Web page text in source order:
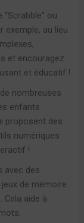
ou
exemple, au lieu
et encouragez
et éducatif !
nombreuses
enfants
proposent des
numériques
!
avec des
de mémoire
aide à